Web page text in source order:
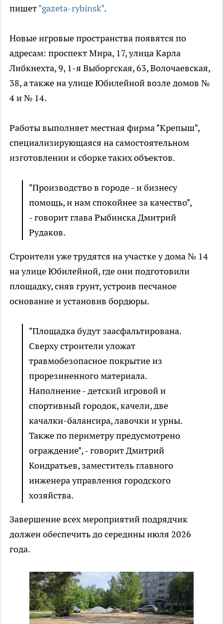
пишет"gazeta-rybinsk".
Новые игровые пространства появятся по
адресам: проспект Мира, 17, улица Карла
Либкнехта, 9, 1-я Выборгская, 63, Волочаевская,
38, а также на улице Юбилейной возле домов №
4 и № 14.
Работы выполняет местная фирма "Крепыш",
специализирующаяся на самостоятельном
изготовлении и сборке таких объектов.
"Производство в городе - и бизнесу
помощь, и нам спокойнее за качество",
- говорит глава Рыбинска Дмитрий
Рудаков.
Строители уже трудятся на участке у дома № 14
на улице Юбилейной, где они подготовили
площадку, сняв грунт, устроив песчаное
основание и установив бордюры.
"Площадка будут заасфальтирована.
Сверху строители уложат
травмобезопасное покрытие из
прорезиненного материала.
Наполнение - детский игровой и
спортивный городок, качели, две
качалки-балансира, лавочки и урны.
Также по периметру предусмотрено
ограждение", - говорит Дмитрий
Кондратьев, заместитель главного
инженера управления городского
хозяйства.
Завершение всех мероприятий подрядчик
должен обеспечить до середины июля 2026
года.